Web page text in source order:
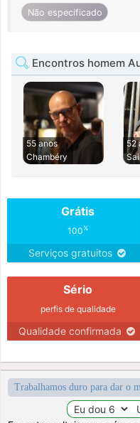
Não especificado
Encontros homem
55 anos
Chambéry
52
Grátis
100%
Serviços gratuitos
Sério
perfis de qualidade
Qualidade confirmada
Trabalhamos duro para dar o